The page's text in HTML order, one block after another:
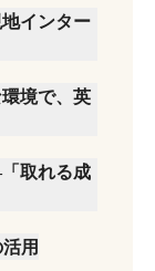
インター
境で、英
取れる成
用